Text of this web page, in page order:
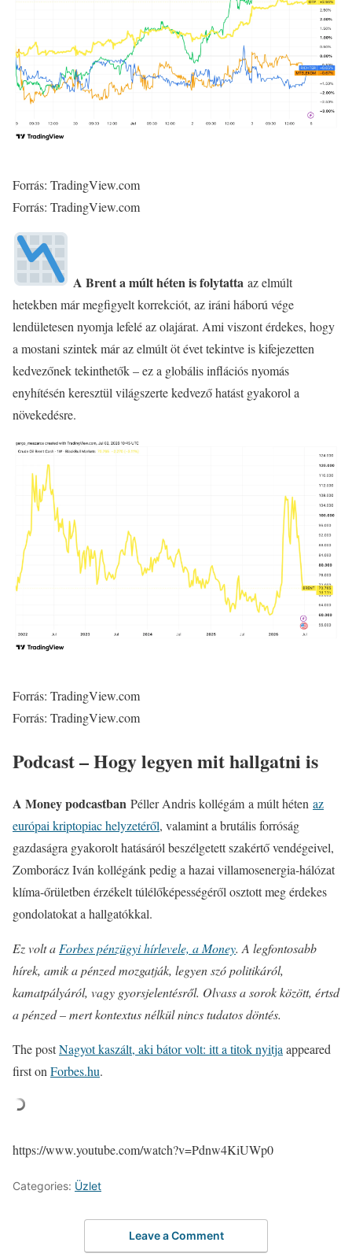
Forrás: TradingView.com
Forrás: TradingView.com
A Brent a múlt héten is folytatta az elmúlt
hetekben már megfigyelt korrekciót, az iráni háború vége
lendületesen nyomja lefelé az olajárat. Ami viszont érdekes, hogy
a mostani szintek már az elmúlt öt évet tekintve is kifejezetten
kedvezőnek tekinthetők – ez a globális inflációs nyomás
enyhítésén keresztül világszerte kedvező hatást gyakorol a
növekedésre.
Forrás: TradingView.com
Forrás: TradingView.com
Podcast – Hogy legyen mit hallgatni is
A Money podcastban Péller Andris kollégám a múlt héten az
európai kriptopiac helyzetéről, valamint a brutális forróság
gazdaságra gyakorolt hatásáról beszélgetett szakértő vendégeivel,
Zomborácz Iván kollégánk pedig a hazai villamosenergia-hálózat
klíma-őrületben érzékelt túlélőképességéről osztott meg érdekes
gondolatokat a hallgatókkal.
Ez volt aForbes pénzügyi hírlevele, a Money. A legfontosabb
hírek, amik a pénzed mozgatják, legyen szó politikáról,
kamatpályáról, vagy gyorsjelentésről. Olvass a sorok között, értsd
a pénzed – mert kontextus nélkül nincs tudatos döntés.
The postNagyot kaszált, aki bátor volt: itt a titok nyitjaappeared
first onForbes.hu.
https://www.youtube.com/watch?v=Pdnw4KiUWp0
Categories: Üzlet
Leave a Comment